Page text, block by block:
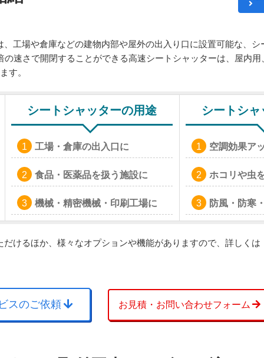
工場や倉庫などの建物内部や屋外の出入り口に設置可能な、シ
速さで開閉することができる高速シートシャッターは、屋内
す。
シートシャッターの用途
工場・倉庫の出入口に
食品・医薬品を扱う施設に
機械・精密機械・印刷工場に
シートシ
空調効果ア
ホコリや虫
防風・防寒
けるほか、様々なオプションや機能がありますので、詳しくは
スのご依頼 お見積・お問い合わせフォーム